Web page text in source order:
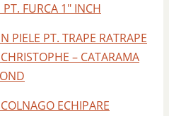
FURCA 1" INCH
PIELE PT. TRAPE RATRAPE
– CATARAMA
ECHIPARE